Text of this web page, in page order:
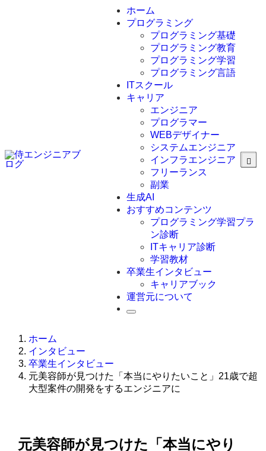
ホーム
プログラミング
プログラミング基礎
プログラミング教育
プログラミング学習
プログラミング言語
C言語
C#
VBA
Go言語
Kotlin
Java
JavaScript
Swift
Ruby
ITスクール
キャリア
エンジニア
プログラマー
WEBデザイナー
システムエンジニア
インフラエンジニア
フリーランス
副業
生成AI
おすすめコンテンツ
プログラミング学習プラ
ン診断
ITキャリア診断
学習教材
卒業生インタビュー
キャリアブック
運営元について
ホーム
インタビュー
卒業生インタビュー
元美容師が見つけた「本当にやりたいこと」21歳で超
大型案件の開発をするエンジニアに
元美容師が見つけた「本当にやり